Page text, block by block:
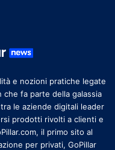
e nozioni pratiche legate
che fa parte della galassia
le aziende digitali leader
prodotti rivolti a clienti e
il primo sito al
per privati, GoPillar